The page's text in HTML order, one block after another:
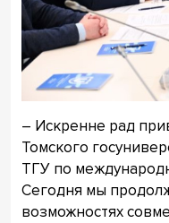
– Искренне рад
Томского
ТГУ по
Сегодня мы
возможностях